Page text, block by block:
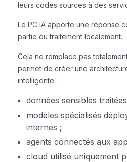
leurs codes sources à des
Le PC IA apporte une réponse
partie du traitement localement.
Cela ne remplace pas
permet de créer une
intelligente :
données sensibles
modèles spécialisés
internes ;
agents connectés aux
cloud utilisé uniquement